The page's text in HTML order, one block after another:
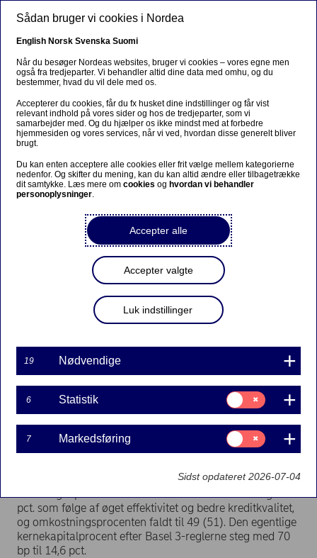
Gå til hovedindhold
Ursäkta...
Den här sidan finns tyvärr inte på svenska.
Stanna kvar på sidan
svenska
Kvartalsrapport 1. kvartal
Selskabsmeddelelse | 29-04-2014 07:00
resultatet:
for rådgivning af erhvervskunder om finansielle
løsninger og kapitalmarkedstransaktioner, og på
opsparingsområdet er aktivitetsniveauet fortsat højt. Det
har ført til en stigning i vores gebyr- og
provisionsindtægter på 13 pct. Da vi fortsat oplever lav
indtægter stort set uændrede i forhold til 1. kvartal 2013,
men steg 3 pct. i lokal valuta. Ordinært resultat steg 6
pct. som følge af øget effektivitet og bedre kreditkvalitet,
og omkostningsprocenten faldt til 49 (51). Den egentlige
kernekapitalprocent efter Basel 3-reglerne steg med 70
bp til 14,6 pct.
Sådan bruger vi cookies i Nordea
English Norsk Svenska Suomi
Når du besøger Nordeas websites, bruger vi cookies – vores egne men
også fra tredjeparter. Vi behandler altid dine data med omhu, og du
bestemmer, hvad du vil dele med os.
Accepterer du cookies, får du fx husket dine indstillinger og får vist
relevant indhold på vores sider og hos de tredjeparter, som vi
samarbejder med. Og du hjælper os ikke mindst med at forbedre
hjemmesiden og vores services, når vi ved, hvordan disse generelt bliver
brugt.
Du kan enten acceptere alle cookies eller frit vælge mellem kategorierne
nedenfor. Og skifter du mening, kan du kan altid ændre eller tilbagetrække
dit samtykke. Læs mere omcookies og hvordan vi behandler
personoplysninger.
Accepter alle
Accepter valgte
Luk indstillinger
19 Nødvendige
6 Statistik
Samtykke
til:
Statistik
7 Markedsføring
Samtykke
til:
Markedsføring
Sidst opdateret 2026-07-04